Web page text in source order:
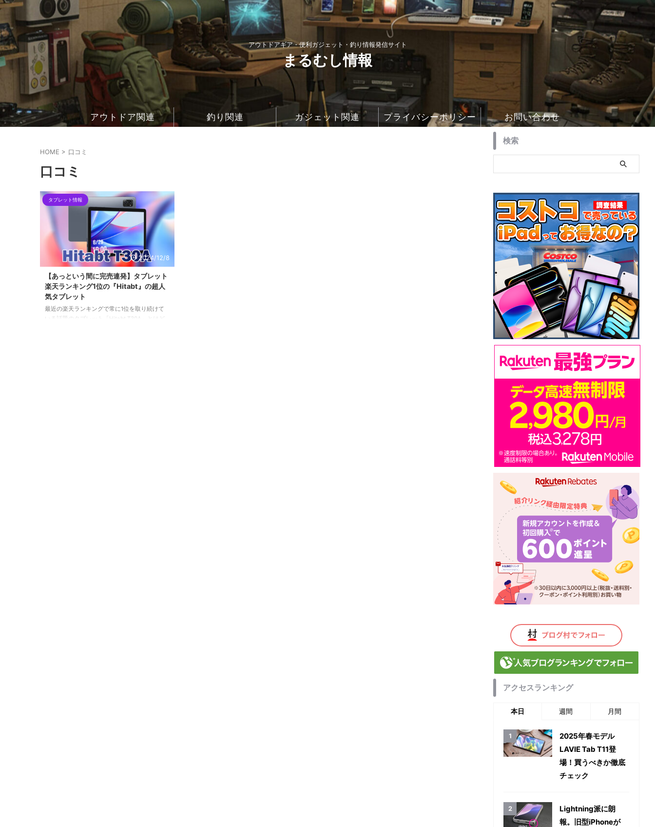
アウトドアギア・便利ガジェット・釣り情報発信サイト
まるむし情報
アウトドア関連 釣り関連 ガジェット関連 プライバシーポリシー お問い合わせ
HOME > 口コミ
口コミ
タブレット情報
2024/12/8
【あっという間に完売連発】タブレット
楽天ランキング1位の『Hitabt』の超人
気タブレット
最近の楽天ランキングで常に1位を取り続けて
いる話題のタブレット「Hitabt T30A」とはど
検索
アクセスランキング
本日 週間 月間
2025年春モデル
LAVIE Tab T11登
場！買うべきか徹底
チェック
Lightning派に朗
報。旧型iPhoneが